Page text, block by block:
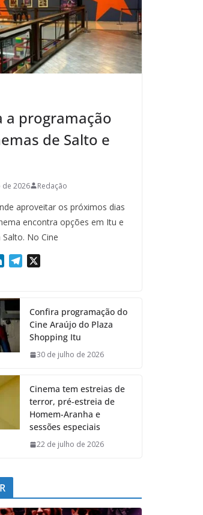
a programação
de Salto e
de 2026 Redação
aproveitar os próximos dias
encontra opções em Itu e
No Cine
k
e
d
I
n
m
Confira programação do
Cine Araújo do Plaza
Shopping Itu
30 de julho de 2026
Cinema tem estreias de
terror, pré-estreia de
Homem-Aranha e
sessões especiais
22 de julho de 2026